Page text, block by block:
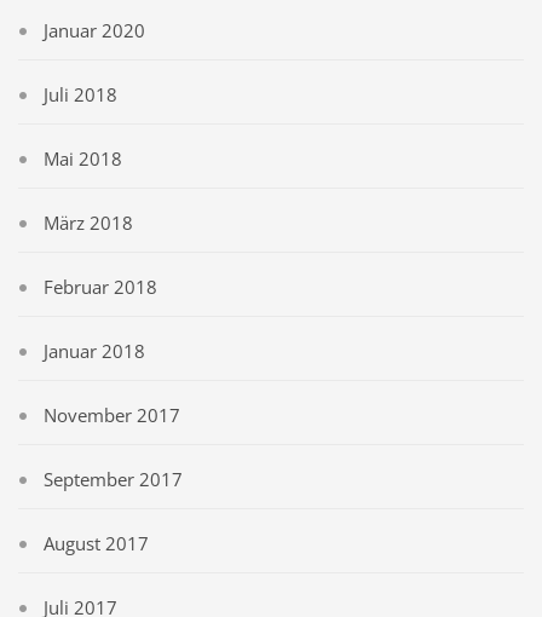
Januar 2020
Juli 2018
Mai 2018
März 2018
Februar 2018
Januar 2018
November 2017
September 2017
August 2017
Juli 2017